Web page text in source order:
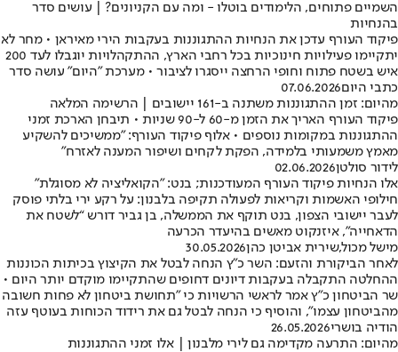
השמיים פתוחים, הלימודים בוטלו - ומה עם הקניונים? | עושים סדר
בהנחיות
פיקוד העורף עדכן את הנחיות ההתגוננות בעקבות הירי מאיראן • מחר לא
יתקיימו פעילויות חינוכיות בכל רחבי הארץ, ההתקהלויות יוגבלו לעד 200
איש בשטח פתוח וחופי הרחצה ייסגרו לציבור • מערכת "היום" עושה סדר
כתבי היום07.06.2026
מהיום: זמן ההתגוננות משתנה ב-161 יישובים | הרשימה המלאה
פיקוד העורף האריך את הזמן מ-60 ל-90 שניות • תיבחן הארכת זמני
ההתגוננות במקומות נוספים • אלוף פיקוד העורף: "ממשיכים להשקיע
מאמץ משמעותי בלמידה, הפקת לקחים ושיפור המענה לאזרח"
לידור סולטן02.06.2026
אלו הנחיות פיקוד העורף המעודכנות; בנט: "הקואליציה לא מסוגלת"
חילופי האשמות וקריאות לפעולה תקיפה בלבנון: על רקע ירי בלתי פוסק
לעבר יישובי הצפון, בנט תוקף את הממשלה, בן גביר דורש “לשטח את
הדאחייה”, איזנקוט מאשים בהיעדר הכרעה
מישל מכול,שירית אביטן כהן30.05.2026
לאחר הביקורת והזעם: השר כ"ץ הנחה לבטל את הקיצוץ בכיתות הכוננות
ההחלטה התקבלה בעקבות דיונים דחופים שהתקיימו מוקדם יותר היום •
שר הביטחון כ"ץ אמר לראשי הרשויות כי "תחושת ביטחון לא פחות חשובה
מהביטחון עצמו", והוסיף כי הנחה לבטל גם את רידוד הכוחות בעוטף עזה
הודיה בושרי26.05.2026
מהיום: התרעה מקדימה גם לירי מלבנון | אלו זמני ההתגוננות